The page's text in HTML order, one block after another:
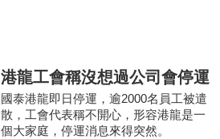
港龍工會稱沒想過公司會停運
國泰港龍即日停運，逾2000名員工被遣
散，工會代表稱不開心，形容港龍是一
個大家庭，停運消息來得突然。